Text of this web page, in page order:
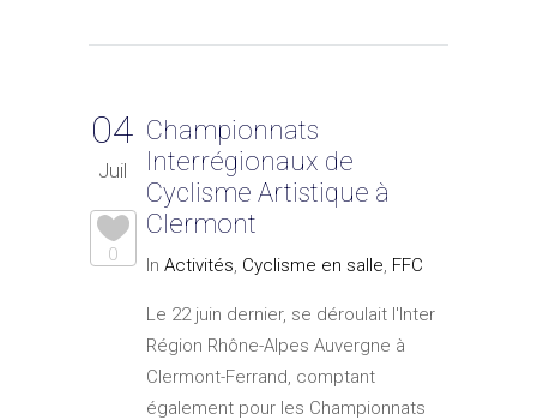
04
Juil
0
Championnats
Interrégionaux de
Cyclisme Artistique à
Clermont
In Activités, Cyclisme en salle, FFC
Le 22 juin dernier, se déroulait l'Inter
Région Rhône-Alpes Auvergne à
Clermont-Ferrand, comptant
également pour les Championnats